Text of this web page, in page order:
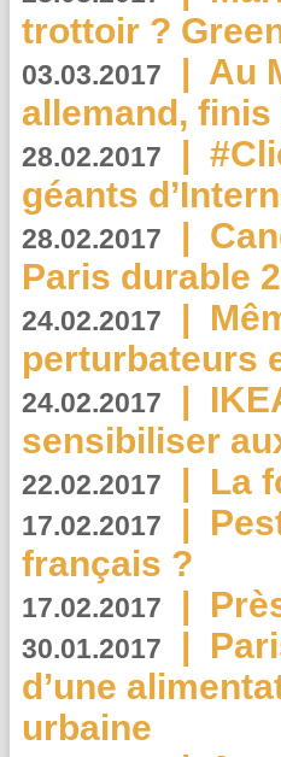
trottoir ?
03.03.2017 | Au
allemand,
28.02.2017 |
géants
28.02.2017 |
Paris durable
24.02.2017 |
perturbateurs
24.02.2017 |
sensibiliser
22.02.2017 | La
17.02.2017 |
français ?
17.02.2017 |
30.01.2017 |
d’une
urbaine